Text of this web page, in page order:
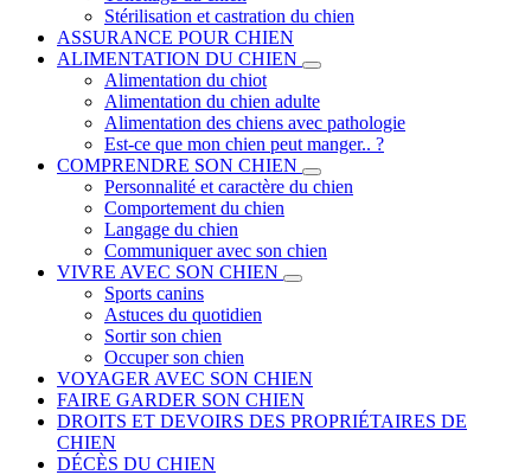
Stérilisation et castration du chien
ASSURANCE POUR CHIEN
ALIMENTATION DU CHIEN
Alimentation du chiot
Alimentation du chien adulte
Alimentation des chiens avec pathologie
Est-ce que mon chien peut manger.. ?
COMPRENDRE SON CHIEN
Personnalité et caractère du chien
Comportement du chien
Langage du chien
Communiquer avec son chien
VIVRE AVEC SON CHIEN
Sports canins
Astuces du quotidien
Sortir son chien
Occuper son chien
VOYAGER AVEC SON CHIEN
FAIRE GARDER SON CHIEN
DROITS ET DEVOIRS DES PROPRIÉTAIRES DE
CHIEN
DÉCÈS DU CHIEN